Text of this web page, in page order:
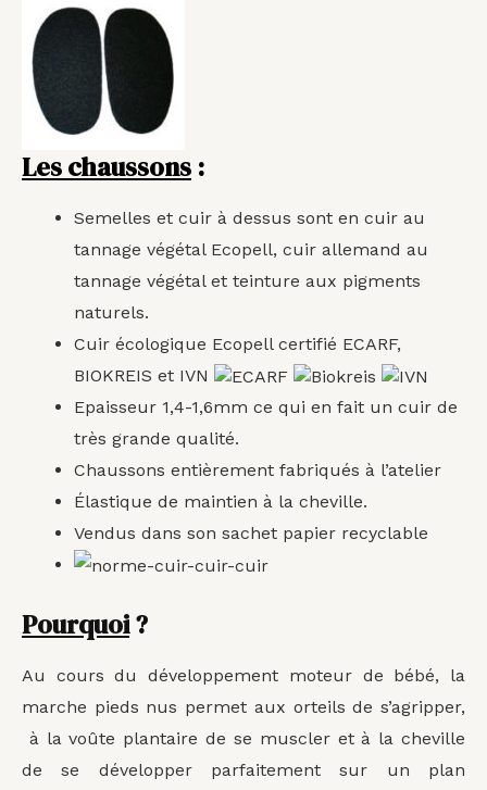
Les chaussons :
Semelles et cuir à dessus sont en cuir au
tannage végétal Ecopell, cuir allemand au
tannage végétal et teinture aux pigments
naturels.
Cuir écologique Ecopell certifié ECARF,
BIOKREIS et IVN
Epaisseur 1,4-1,6mm ce qui en fait un cuir de
très grande qualité.
Chaussons entièrement fabriqués à l’atelier
Élastique de maintien à la cheville.
Vendus dans son sachet papier recyclable
Pourquoi?
Au cours du développement moteur de bébé, la
marche pieds nus permet aux orteils de s’agripper,
à la voûte plantaire de se muscler et à la cheville
de se développer parfaitement sur un plan